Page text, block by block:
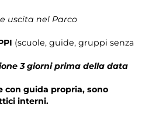
uscita nel Parco
(scuole, guide, gruppi senza
3 giorni prima della data
con guida propria, sono
interni.